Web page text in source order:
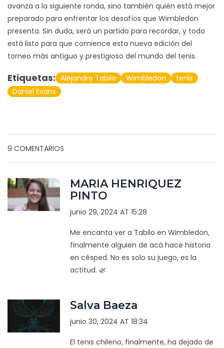
avanza a la siguiente ronda, sino también quién está mejor
preparado para enfrentar los desafíos que Wimbledon
presenta. Sin duda, será un partido para recordar, y todo
está listo para que comience esta nueva edición del
torneo más antiguo y prestigioso del mundo del tenis.
Etiquetas: Alejandro Tabilo Wimbledon
tenis
Daniel Evans
9 COMENTARIOS
MARIA HENRIQUEZ
PINTO
junio 29, 2024 AT 15:28
Me encanta ver a Tabilo en Wimbledon,
finalmente alguien de acá hace historia
en césped. No es solo su juego, es la
actitud. 🌿
Salva Baeza
junio 30, 2024 AT 18:34
El tenis chileno, finalmente, ha dejado de